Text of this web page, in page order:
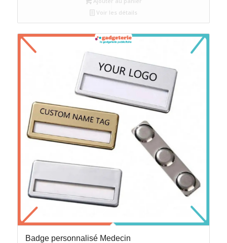
Voir les détails
Badge personnalisé Medecin